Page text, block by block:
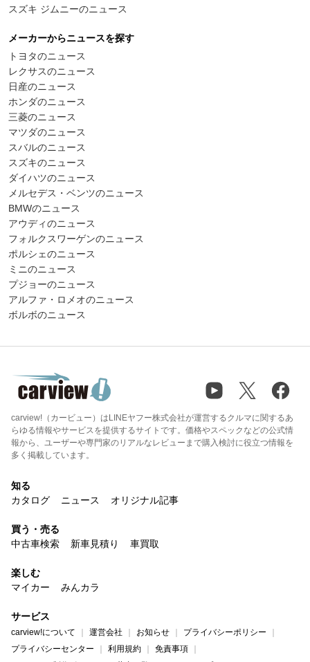
スズキ ジムニーのニュース
メーカーからニュースを探す
トヨタのニュース
レクサスのニュース
日産のニュース
ホンダのニュース
三菱のニュース
マツダのニュース
スバルのニュース
スズキのニュース
ダイハツのニュース
メルセデス・ベンツのニュース
BMWのニュース
アウディのニュース
フォルクスワーゲンのニュース
ポルシェのニュース
ミニのニュース
プジョーのニュース
アルファ・ロメオのニュース
ボルボのニュース
carview!（カービュー）はLINEヤフー株式会社が運営するクルマに関するあ
らゆる情報やサービスを提供するサイトです。価格やスペックなどの公式情
報から、ユーザーや専門家のリアルなレビューまで購入検討に役立つ情報を
多く掲載しています。
知る
カタログ
ニュース オリジナル記事
買う・売る
中古車検索
新車見積り 車買取
楽しむ
マイカー
みんカラ
サービス
carview!について 運営会社 お知らせ
プライバシーポリシー
プライバシーセンター
利用規約
免責事項